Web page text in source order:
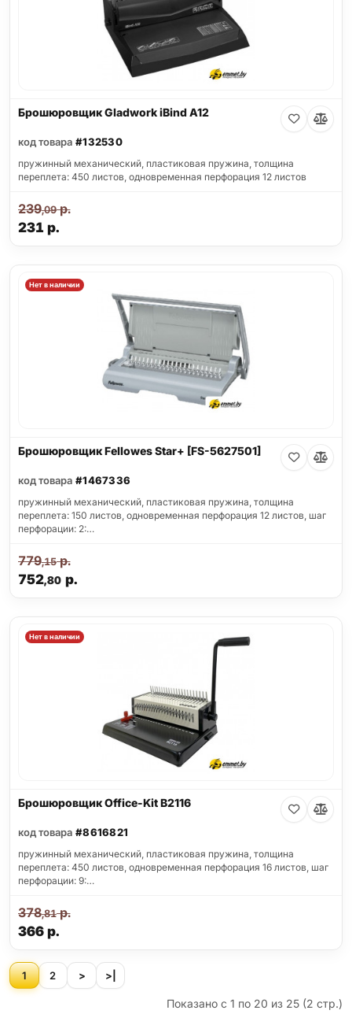
Брошюровщик Gladwork iBind A12
код товара #132530
пружинный механический, пластиковая пружина, толщина
переплета: 450 листов, одновременная перфорация 12 листов
231 р.
239,09р.
Нет в наличии
Брошюровщик Fellowes Star+ [FS-5627501]
код товара #1467336
пружинный механический, пластиковая пружина, толщина
переплета: 150 листов, одновременная перфорация 12 листов, шаг
перфорации: 2:…
752,80р.
779,15р.
Нет в наличии
Брошюровщик Office-Kit B2116
код товара #8616821
пружинный механический, пластиковая пружина, толщина
переплета: 450 листов, одновременная перфорация 16 листов, шаг
перфорации: 9:…
366р.
378,81р.
1 2 > >|
Показано с 1 по 20 из 25 (2 стр.)